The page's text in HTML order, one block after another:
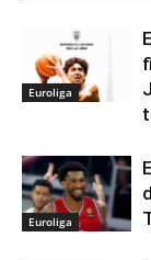
Euroliga
Euroliga